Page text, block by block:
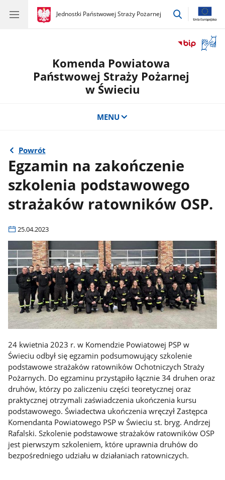
gov.pl
Jednostki Państwowej Straży Pożarnej
gov.pl
Jednostki
przejdź
okno
Komenda Powiatowa
Państwowej Straży Pożarnej
w Świeciu
MENU
Powrót
Egzamin na zakończenie
szkolenia podstawowego
strażaków ratowników OSP.
25.04.2023
24 kwietnia 2023 r. w Komendzie Powiatowej PSP w
Świeciu odbył się egzamin podsumowujący szkolenie
podstawowe strażaków ratowników Ochotniczych Straży
Pożarnych. Do egzaminu przystąpiło łącznie 34 druhen oraz
druhów, którzy po zaliczeniu części teoretycznej oraz
praktycznej otrzymali zaświadczenia ukończenia kursu
podstawowego. Świadectwa ukończenia wręczył Zastępca
Komendanta Powiatowego PSP w Świeciu st. bryg. Andrzej
Rafalski. Szkolenie podstawowe strażaków ratowników OSP
jest pierwszym szkoleniem, które uprawnia druhów do
bezpośredniego udziału w działaniach ratowniczych.